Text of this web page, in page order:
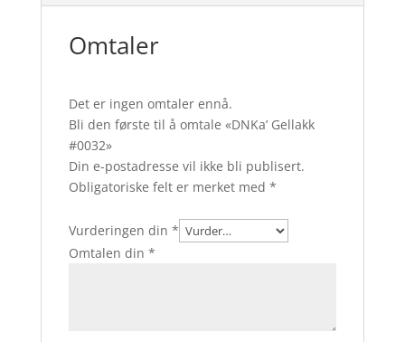
Omtaler
Det er ingen omtaler ennå.
Bli den første til å omtale «DNKa’ Gellakk
#0032»
Din e-postadresse vil ikke bli publisert.
Obligatoriske felt er merket med *
Vurderingen din *
Omtalen din *